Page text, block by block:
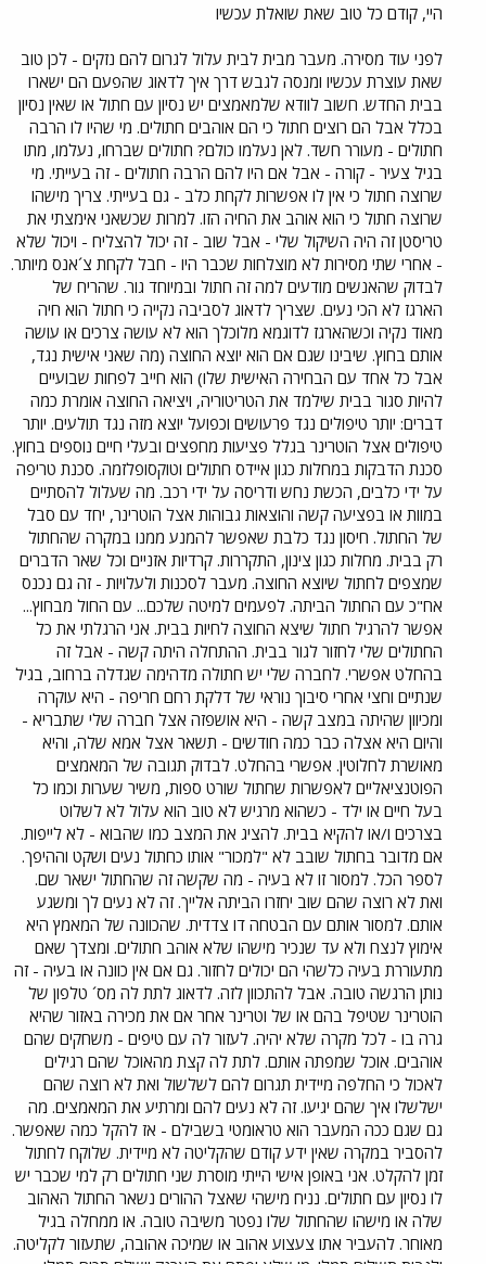
היי, קודם כל טוב שאת שואלת עכשיו
לפני עוד מסירה. מעבר מבית לבית עלול לגרום להם נזקים - לכן טוב
שאת עוצרת עכשיו ומנסה לגבש דרך איך לדאוג שהפעם הם ישארו
בבית החדש. חשוב לוודא שלמאמצים יש נסיון עם חתול או שאין נסיון
בכלל אבל הם רוצים חתול כי הם אוהבים חתולים. מי שהיו לו הרבה
חתולים - מעורר חשד. לאן נעלמו כולם? חתולים שברחו, נעלמו, מתו
בגיל צעיר - קורה - אבל אם היו להם הרבה חתולים - זה בעייתי. מי
שרוצה חתול כי אין לו אפשרות לקחת כלב - גם בעייתי. צריך מישהו
שרוצה חתול כי הוא אוהב את החיה הזו. למרות שכשאני אימצתי את
טריסטן זה היה השיקול שלי - אבל שוב - זה יכול להצליח - ויכול שלא
- אחרי שתי מסירות לא מוצלחות שכבר היו - חבל לקחת צ´אנס מיותר.
לבדוק שהאנשים מודעים למה זה חתול ובמיוחד גור. שהריח של
הארגז לא הכי נעים. שצריך לדאוג לסביבה נקייה כי חתול הוא חיה
מאוד נקיה וכשהארגז לדוגמא מלוכלך הוא לא עושה צרכים או עושה
אותם בחוץ. שיבינו שגם אם הוא יוצא החוצה (מה שאני אישית נגד,
אבל כל אחד עם הבחירה האישית שלו) הוא חייב לפחות שבועיים
להיות סגור בבית שילמד את הטריטוריה, ויציאה החוצה אומרת כמה
דברים: יותר טיפולים נגד פרעושים וכפועל יוצא מזה נגד תולעים. יותר
טיפולים אצל הוטרינר בגלל פציעות מחפצים ובעלי חיים נוספים בחוץ.
סכנת הדבקות במחלות כגון איידס חתולים וטוקסופלזמה. סכנת טריפה
על ידי כלבים, הכשת נחש ודריסה על ידי רכב. מה שעלול להסתיים
במוות או בפציעה קשה והוצאות גבוהות אצל הוטרינר, יחד עם סבל
של החתול. חיסון נגד כלבת שאפשר להמנע ממנו במקרה שהחתול
רק בבית. מחלות כגון צינון, התקררות. קרדיות אזניים וכל שאר הדברים
שמצפים לחתול שיוצא החוצה. מעבר לסכנות ולעלויות - זה גם נכנס
אח"כ עם החתול הביתה. לפעמים למיטה שלכם... עם החול מבחוץ...
אפשר להרגיל חתול שיצא החוצה לחיות בבית. אני הרגלתי את כל
החתולים שלי לחזור לגור בבית. ההתחלה היתה קשה - אבל זה
בהחלט אפשרי. לחברה שלי יש חתולה מדהימה שגדלה ברחוב, בגיל
שנתיים וחצי אחרי סיבוך נוראי של דלקת רחם חריפה - היא עוקרה
ומכיוון שהיתה במצב קשה - היא אושפזה אצל חברה שלי שתבריא -
והיום היא אצלה כבר כמה חודשים - תשאר אצל אמא שלה, והיא
מאושרת לחלוטין. אפשרי בהחלט. לבדוק תגובה של המאמצים
הפוטנציאליים לאפשרות שחתול שורט ספות, משיר שערות וכמו כל
בעל חיים או ילד - כשהוא מרגיש לא טוב הוא עלול לא לשלוט
בצרכים ו/או להקיא בבית. להציג את המצב כמו שהבוא - לא לייפות.
אם מדובר בחתול שובב לא "למכור" אותו כחתול נעים ושקט וההיפך.
לספר הכל. למסור זו לא בעיה - מה שקשה זה שהחתול ישאר שם.
ואת לא רוצה שהם שוב יחזרו הביתה אלייך. זה לא נעים לך ומשגע
אותם. למסור אותם עם הבטחה דו צדדית. שהכוונה של המאמץ היא
אימוץ לנצח ולא עד שנכיר מישהו שלא אוהב חתולים. ומצדך שאם
מתעוררת בעיה כלשהי הם יכולים לחזור. גם אם אין כוונה או בעיה - זה
נותן הרגשה טובה. אבל להתכוון לזה. לדאוג לתת לה מס´ טלפון של
הוטרינר שטיפל בהם או של וטרינר אחר אם את מכירה באזור שהיא
גרה בו - לכל מקרה שלא יהיה. לעזור לה עם טיפים - משחקים שהם
אוהבים. אוכל שמפתה אותם. לתת לה קצת מהאוכל שהם רגילים
לאכול כי החלפה מיידית תגרום להם לשלשול ואת לא רוצה שהם
ישלשלו איך שהם יגיעו. זה לא נעים להם ומרתיע את המאמצים. מה
גם שגם ככה המעבר הוא טראומטי בשבילם - אז להקל כמה שאפשר.
להסביר במקרה שאין ידע קודם שהקליטה לא מיידית. שלוקח לחתול
זמן להקלט. אני באופן אישי הייתי מוסרת שני חתולים רק למי שכבר יש
לו נסיון עם חתולים. נניח מישהי שאצל ההורים נשאר החתול האהוב
שלה או מישהו שהחתול שלו נפטר משיבה טובה. או ממחלה בגיל
מאוחר. להעביר אתו צעצוע אהוב או שמיכה אהובה, שתעזור לקליטה.